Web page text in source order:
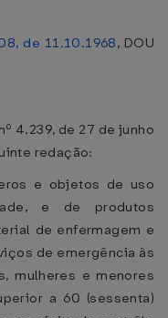
de 11.10.1968, DOU
4.239, de 27 de junho
redação:
e objetos de uso
e de produtos
de enfermagem e
de emergência às
mulheres e menores
a 60 (sessenta)